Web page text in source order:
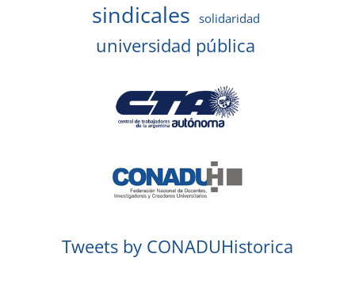
sindicales solidaridad
universidad pública
Tweets by CONADUHistorica